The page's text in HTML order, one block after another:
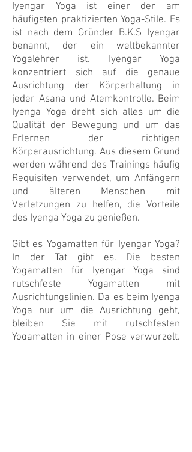
Iyengar Yoga ist einer der am
häufigsten praktizierten Yoga-Stile. Es
ist nach dem Gründer B.K.S Iyengar
benannt, der ein weltbekannter
Yogalehrer ist. Iyengar Yoga
konzentriert sich auf die genaue
Ausrichtung der Körperhaltung in
jeder Asana und Atemkontrolle. Beim
Iyenga Yoga dreht sich alles um die
Qualität der Bewegung und um das
Erlernen der richtigen
Körperausrichtung. Aus diesem Grund
werden während des Trainings häufig
Requisiten verwendet, um Anfängern
und älteren Menschen mit
Verletzungen zu helfen, die Vorteile
des Iyenga-Yoga zu genießen.
Gibt es Yogamatten für Iyengar Yoga?
In der Tat gibt es. Die besten
Yogamatten für Iyengar Yoga sind
rutschfeste Yogamatten mit
Ausrichtungslinien. Da es beim Iyenga
Yoga nur um die Ausrichtung geht,
bleiben Sie mit rutschfesten
Yogamatten in einer Pose verwurzelt,